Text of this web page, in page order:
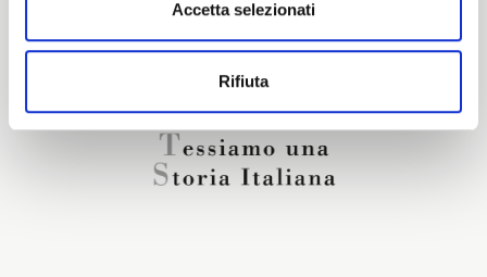
Accetta selezionati
Rifiuta
CONTACT OUR FINANCIAL ADVISOR